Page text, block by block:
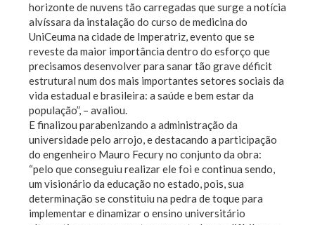
horizonte de nuvens tão carregadas que surge a notícia
alvíssara da instalação do curso de medicina do
UniCeuma na cidade de Imperatriz, evento que se
reveste da maior importância dentro do esforço que
precisamos desenvolver para sanar tão grave déficit
estrutural num dos mais importantes setores sociais da
vida estadual e brasileira: a saúde e bem estar da
população”, – avaliou.
E finalizou parabenizando a administração da
universidade pelo arrojo, e destacando a participação
do engenheiro Mauro Fecury no conjunto da obra:
“pelo que conseguiu realizar ele foi e continua sendo,
um visionário da educação no estado, pois, sua
determinação se constituiu na pedra de toque para
implementar e dinamizar o ensino universitário